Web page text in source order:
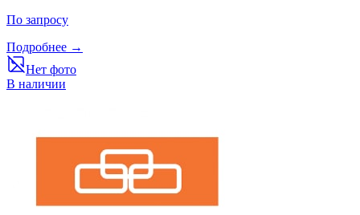
По запросу
Подробнее →
Нет фото
В наличии